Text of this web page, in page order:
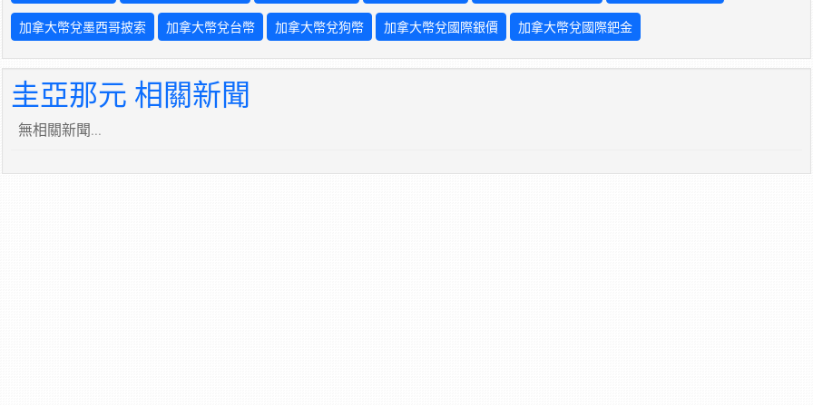
加拿大幣兌墨西哥披索 加拿大幣兌台幣 加拿大幣兌狗幣 加拿大幣兌國際銀價 加拿大幣兌國際鈀金
圭亞那元 相關新聞
無相關新聞...